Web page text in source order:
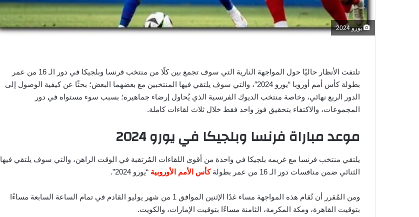
يورو 2024
تلتفت الأنظار حاليًا حول المواجهة النارية التي سوف تجمع بين كلًا من منتخب فرنسا وبلجيكا في دور الـ 16 من عمر
بطولة كأس أمم أوروبا “يورو 2024″، والتي سوف يلتقي فيها المنتخبين مع بعضهما البعض؛ بحثًا عن كيفية الوصول إلى
الدور الربع نهائي، وخاصة منتخب الديوك الفرنسية الذي يُحاول إرضاء جماهيره؛ بسبب سوء مستواه في دور
المجموعات، والاكتفاء بتحقيق فوز واحد فقط خلال ثلاث لقاءات كاملة.
موعد مباراة فرنسا وبلجيكا في يورو 2024
يلتقي منتخب فرنسا مع غريمه بلجيكا في واحدة من أقوى اللقاءات المُرتقبة في الوقت الراهن، والتي سوف يلتقي فيها
الثنائي ضمن منافسات دور الـ 16 من عمر بطولة
كأس الأمم الأوروبية “يورو 2024”.
ومن المُقرر أن تُقام هذه المواجهة مساء غدًا الإثنين الموافق 1 من شهر يوليو القادم في تمام الساعة السابعة مساءًا
بتوقيت القاهرة، ومكة المكرمة، الثامنة مساءًا بتوقيت الإمارات، والكويت.